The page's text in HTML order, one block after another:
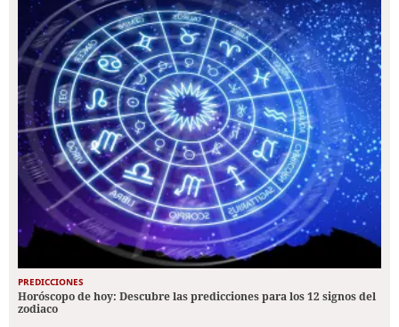
PREDICCIONES
Horóscopo de hoy: Descubre las predicciones para los 12 signos del
zodiaco